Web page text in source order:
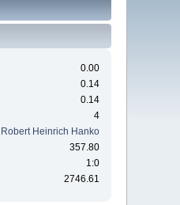
0.00
0.14
0.14
4
Robert Heinrich Hanko
357.80
1:0
2746.61